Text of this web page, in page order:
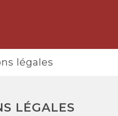
légales
LÉGALES